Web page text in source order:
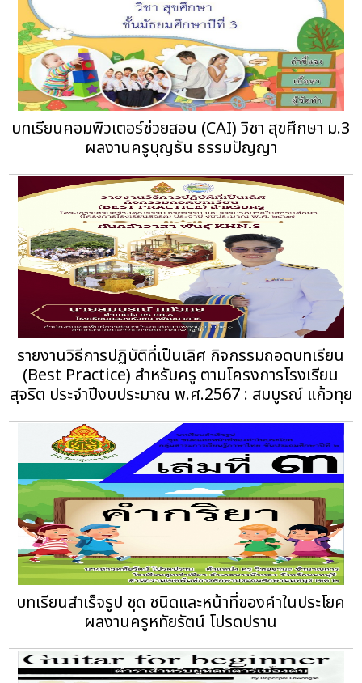
บทเรียนคอมพิวเตอร์ช่วยสอน (CAI) วิชา สุขศึกษา ม.3
ผลงานครูบุญธัน ธรรมปัญญา
รายงานวิธีการปฏิบัติที่เป็นเลิศ กิจกรรมถอดบทเรียน
(Best Practice) สำหรับครู ตามโครงการโรงเรียน
สุจริต ประจำปีงบประมาณ พ.ศ.2567 : สมบูรณ์ แก้วทุย
บทเรียนสำเร็จรูป ชุด ชนิดและหน้าที่ของคำในประโยค
ผลงานครูหทัยรัตน์ โปรดปราน